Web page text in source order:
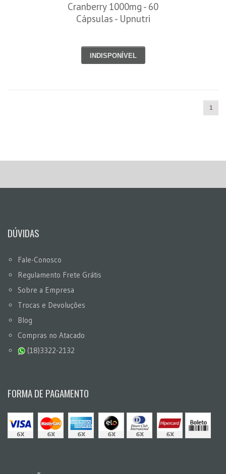
Cranberry 1000mg - 60
Cápsulas - Upnutri
INDISPONÍVEL
1
DÚVIDAS
Fale-Conosco
Regulamento Frete Grátis
Sobre a Empresa
Trocas e Devoluções
Blog
Compras no Atacado
(18)3322-2132
FORMA DE PAGAMENTO